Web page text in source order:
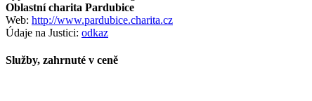
Oblastní charita Pardubice
Web: http://www.pardubice.charita.cz
Údaje na Justici: odkaz
Služby, zahrnuté v ceně